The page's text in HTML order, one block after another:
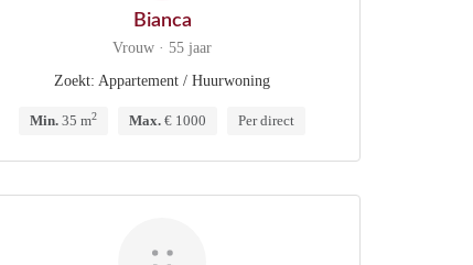
Bianca
Vrouw · 55 jaar
Zoekt: Appartement / Huurwoning
Min. 35 m2 Max. € 1000 Per direct